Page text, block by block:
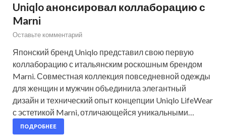
Uniqlo анонсировал коллаборацию с
Marni
Оставьте комментарий
Японский бренд Uniqlo представил свою первую
коллаборацию с итальянским роскошным брендом
Marni. Совместная коллекция повседневной одежды
для женщин и мужчин объединила элегантный
дизайн и технический опыт концепции Uniqlo LifeWear
с эстетикой Marni, отличающейся уникальными…
ПОДРОБНЕЕ